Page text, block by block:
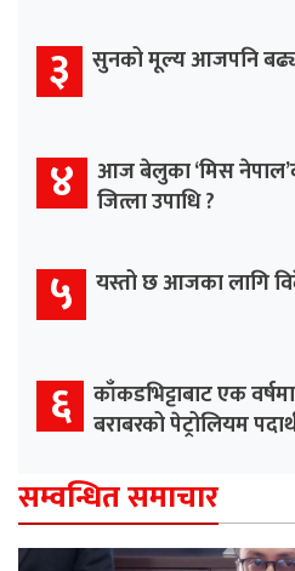
३ सुनको मूल्य आजपनि
४
आज बेलुका ‘मिस
जित्ला उपाधि ?
५ यस्तो छ आजका लागि
६ काँकडभिट्टाबाट एक
बराबरको पेट्रोलियम
सम्वन्धित समाचार